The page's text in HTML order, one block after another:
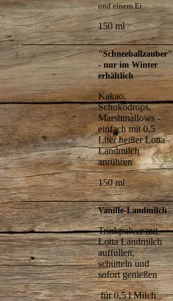
und einem Ei
150 ml
"Schneeballzauber"
- nur im Winter
erhältlich
Kakao,
Schokodrops,
Marshmallows -
einfach mit 0,5
Liter heißer Lotta
Landmilch
anrühren
150 ml
Vanille-Landmilch
Trinkpulver mit
Lotta Landmilch
auffüllen,
schütteln und
sofort genießen
für 0,5 l Milch